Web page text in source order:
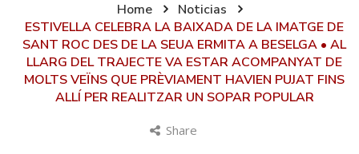
Home
Noticias
ESTIVELLA CELEBRA LA BAIXADA DE LA IMATGE DE
SANT ROC DES DE LA SEUA ERMITA A BESELGA • AL
LLARG DEL TRAJECTE VA ESTAR ACOMPANYAT DE
MOLTS VEÏNS QUE PRÈVIAMENT HAVIEN PUJAT FINS
ALLÍ PER REALITZAR UN SOPAR POPULAR
Share